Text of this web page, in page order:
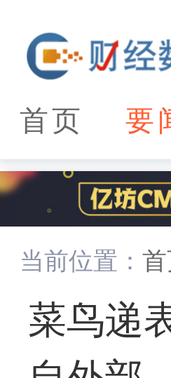
首页 要
当前位置： 首
菜鸟递